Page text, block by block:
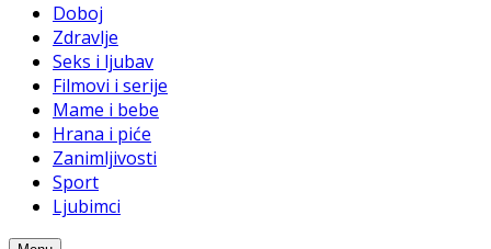
Doboj
Zdravlje
Seks i ljubav
Filmovi i serije
Mame i bebe
Hrana i piće
Zanimljivosti
Sport
Ljubimci